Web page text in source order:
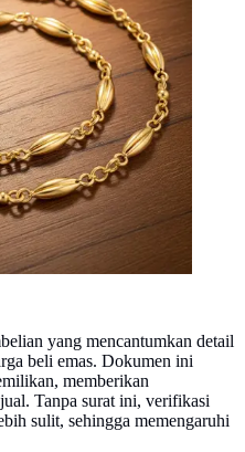
yang mencantumkan detail
beli emas. Dokumen ini
memberikan
Tanpa surat ini, verifikasi
sulit, sehingga memengaruhi